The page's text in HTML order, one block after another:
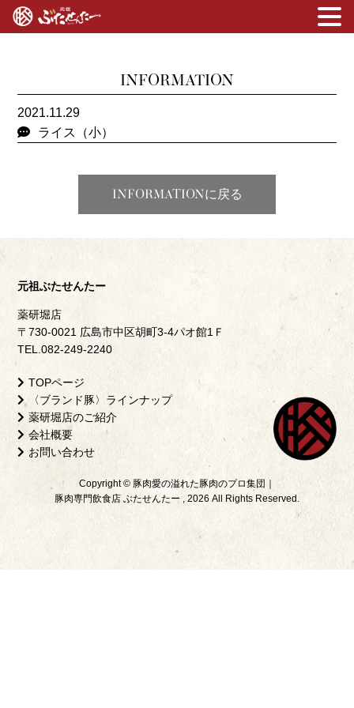
INFORMATION
2021.11.29
ライス（小）
INFORMATIONに戻る
元祖ぶたせんたー
薬研堀店
〒730-0021 広島市中区胡町3-4パオ館1Ｆ
TEL.082-249-2240
TOPページ
〈ブランド豚〉ラインナップ
薬研堀店のご紹介
会社概要
お問い合わせ
Copyright © 豚肉愛の溢れた豚肉のプロ集団｜
豚肉専門飲食店 ぶたせんたー , 2026 All Rights Reserved.